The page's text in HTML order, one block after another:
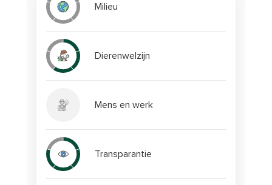
Milieu
Dierenwelzijn
Mens en werk
Transparantie